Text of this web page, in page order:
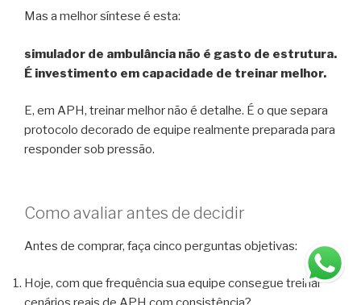
Mas a melhor síntese é esta:
simulador de ambulância não é gasto de estrutura.
É investimento em capacidade de treinar melhor.
E, em APH, treinar melhor não é detalhe. É o que separa
protocolo decorado de equipe realmente preparada para
responder sob pressão.
Como avaliar antes de decidir
Antes de comprar, faça cinco perguntas objetivas:
Hoje, com que frequência sua equipe consegue treinar